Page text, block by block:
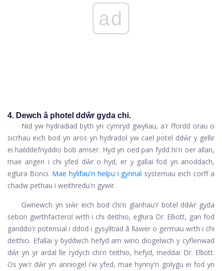
ad
4. Dewch â photel ddŵr gyda chi.
Nid yw hydradiad byth yn cymryd gwyliau, a'r ffordd orau o
sicrhau eich bod yn aros yn hydradol yw cael potel ddŵr y gellir
ei hailddefnyddio bob amser. Hyd yn oed pan fydd hi'n oer allan,
mae angen i chi yfed dŵr o hyd, er y gallai fod yn anoddach,
eglura Bonci. Mae hylifau'n helpu i gynnal systemau eich corff a
chadw pethau i weithredu'n gywir.
Gwnewch yn siŵr eich bod chi'n glanhau'r botel ddŵr gyda
sebon gwrthfacterol wrth i chi deithio, eglura Dr. Elliott, gan fod
ganddo'r potensial i ddod i gysylltiad â llawer o germau wrth i chi
deithio. Efallai y byddwch hefyd am wirio diogelwch y cyflenwad
dŵr yn yr ardal lle rydych chi'n teithio, hefyd, meddai Dr. Elliott.
Os yw'r dŵr yn anniogel i'w yfed, mae hynny'n golygu ei fod yn